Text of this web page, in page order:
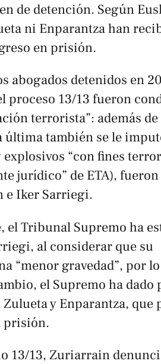
de detención. Según
ni Enparantza han
en prisión.
abogados detenidos en
proceso 13/13 fueron
terrorista”: además de
última también se le
“con fines
jurídico” de ETA), fueron
e Iker Sarriegi.
el Tribunal Supremo ha
al considerar que su
“menor gravedad”, por
el Supremo ha dado
y Enparantza, que
prisión.
13/13, Zuriarrain